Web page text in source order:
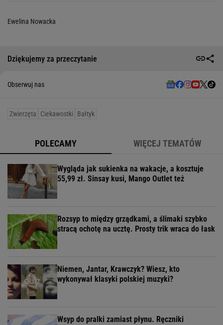
Ewelina Nowacka
Dziękujemy za przeczytanie
Obserwuj nas
Zwierzęta Ciekawostki Bałtyk
POLECAMY WIĘCEJ TEMATÓW
Wygląda jak sukienka na wakacje, a kosztuje
55,99 zł. Sinsay kusi, Mango Outlet też
Rozsyp to między grządkami, a ślimaki szybko
stracą ochotę na ucztę. Prosty trik wraca do łask
Niemen, Jantar, Krawczyk? Wiesz, kto
wykonywał klasyki polskiej muzyki?
Wsyp do pralki zamiast płynu. Ręczniki